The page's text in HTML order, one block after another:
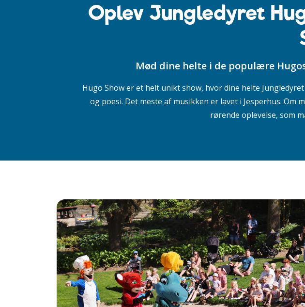
Oplev Jungledyret
Mød dine helte i de populære
Hugo Show er et helt unikt show, hvor dine helte
og poesi. Det meste af musikken er lavet i Jesperhus. Om
rørende oplevelse, som